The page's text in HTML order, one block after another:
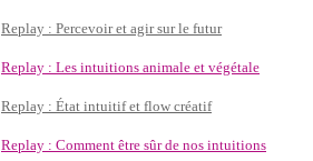
Replay : Percevoir et agir sur le futur
Replay : Les intuitions animale et végétale
Replay : État intuitif et flow créatif
Replay : Comment être sûr de nos intuitions